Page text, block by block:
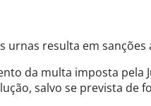
urnas resulta em
da multa imposta pela
salvo se prevista de